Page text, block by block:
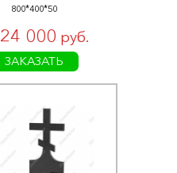
800*400*50
24 000 руб.
ЗАКАЗАТЬ